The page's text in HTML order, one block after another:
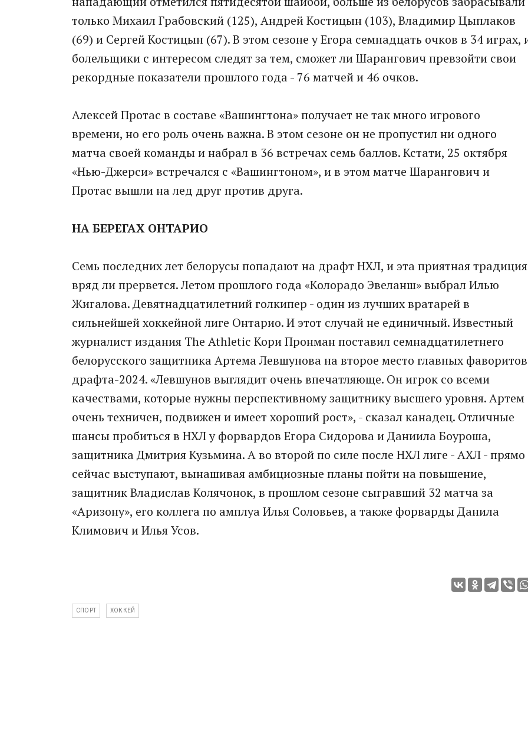
только Михаил Грабовский (125), Андрей Костицын (103), Владимир Цыплаков
(69) и Сергей Костицын (67). В этом сезоне у Егора семнадцать очков в 34 играх,
болельщики с интересом следят за тем, сможет ли Шарангович превзойти свои
рекордные показатели прошлого года - 76 матчей и 46 очков.
Алексей Протас в составе «Вашингтона» получает не так много игрового
времени, но его роль очень важна. В этом сезоне он не пропустил ни одного
матча своей команды и набрал в 36 встречах семь баллов. Кстати, 25 октября
«Нью-Джерси» встречался с «Вашингтоном», и в этом матче Шарангович и
Протас вышли на лед друг против друга.
НА БЕРЕГАХ ОНТАРИО
Семь последних лет белорусы попадают на драфт НХЛ, и эта приятная традиция
вряд ли прервется. Летом прошлого года «Колорадо Эвеланш» выбрал Илью
Жигалова. Девятнадцатилетний голкипер - один из лучших вратарей в
сильнейшей хоккейной лиге Онтарио. И этот случай не единичный. Известный
журналист издания The Athletic Кори Пронман поставил семнадцатилетнего
белорусского защитника Артема Левшунова на второе место главных фаворитов
драфта-2024. «Левшунов выглядит очень впечатляюще. Он игрок со всеми
качествами, которые нужны перспективному защитнику высшего уровня. Артем
очень техничен, подвижен и имеет хороший рост», - сказал канадец. Отличные
шансы пробиться в НХЛ у форвардов Егора Сидорова и Даниила Боуроша,
защитника Дмитрия Кузьмина. А во второй по силе после НХЛ лиге - АХЛ - прямо
сейчас выступают, вынашивая амбициозные планы пойти на повышение,
защитник Владислав Колячонок, в прошлом сезоне сыгравший 32 матча за
«Аризону», его коллега по амплуа Илья Соловьев, а также форварды Данила
Климович и Илья Усов.
СПОРТ ХОККЕЙ